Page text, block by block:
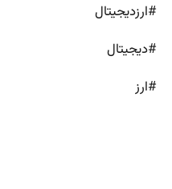
#ارزدیجیتال
#دیجیتال
#ارز